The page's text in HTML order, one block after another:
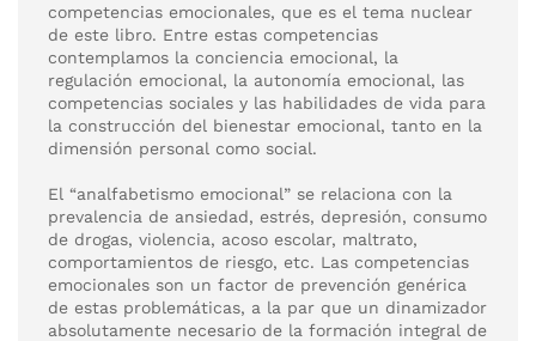
competencias emocionales, que es el tema nuclear
de este libro. Entre estas competencias
contemplamos la conciencia emocional, la
regulación emocional, la autonomía emocional, las
competencias sociales y las habilidades de vida para
la construcción del bienestar emocional, tanto en la
dimensión personal como social.
El “analfabetismo emocional” se relaciona con la
prevalencia de ansiedad, estrés, depresión, consumo
de drogas, violencia, acoso escolar, maltrato,
comportamientos de riesgo, etc. Las competencias
emocionales son un factor de prevención genérica
de estas problemáticas, a la par que un dinamizador
absolutamente necesario de la formación integral de